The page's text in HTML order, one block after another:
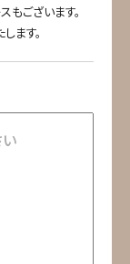
ございます。
ます。